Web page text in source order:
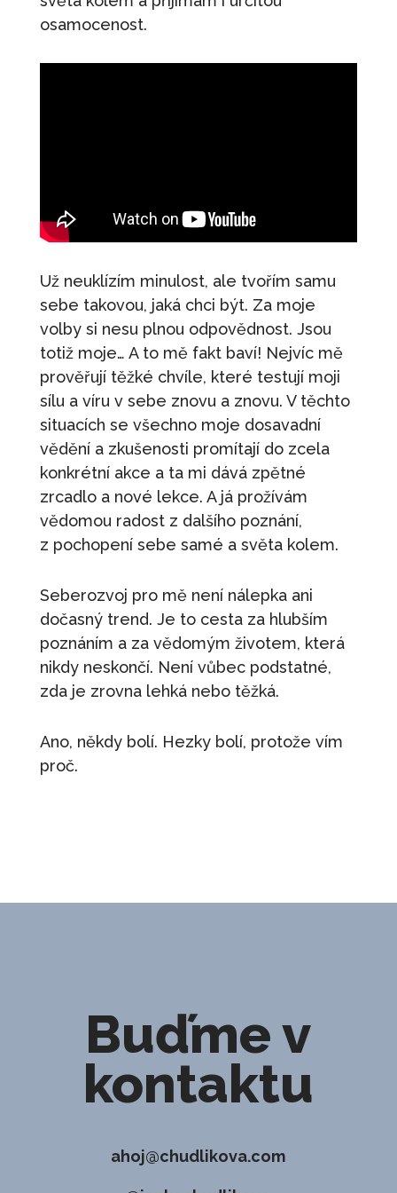
osamocenost.
Už neuklízím minulost, ale tvořím samu
sebe takovou, jaká chci být. Za moje
volby si nesu plnou odpovědnost. Jsou
totiž moje… A to mě fakt baví! Nejvíc mě
prověřují těžké chvíle, které testují moji
sílu a víru v sebe znovu a znovu. V těchto
situacích se všechno moje dosavadní
vědění a zkušenosti promítají do zcela
konkrétní akce a ta mi dává zpětné
zrcadlo a nové lekce. A já prožívám
vědomou radost z dalšího poznání,
z pochopení sebe samé a světa kolem.
Seberozvoj pro mě není nálepka ani
dočasný trend. Je to cesta za hlubším
poznáním a za vědomým životem, která
nikdy neskončí. Není vůbec podstatné,
zda je zrovna lehká nebo těžká.
Ano, někdy bolí. Hezky bolí, protože vím
proč.
Buďme v
kontaktu
ahoj@chudlikova.com